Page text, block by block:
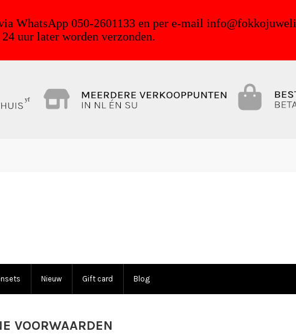
WhatsApp 050-2601133 en per e-mail
uur later worden verzonden.
yf
Nieuw Gift card Blog
VOORWAARDEN